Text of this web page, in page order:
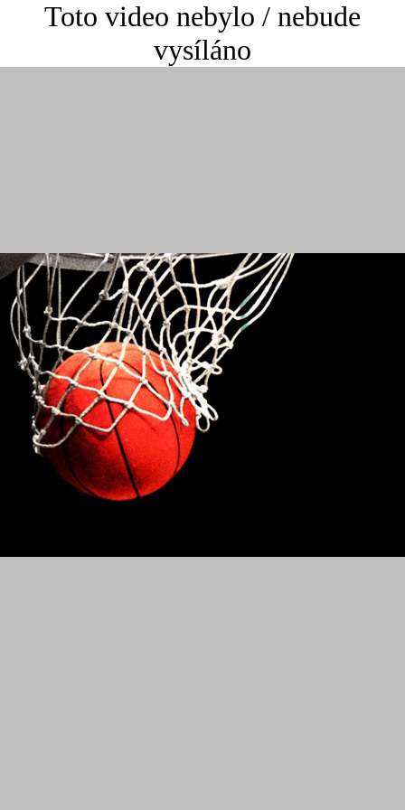
Toto video nebylo / nebude
vysíláno